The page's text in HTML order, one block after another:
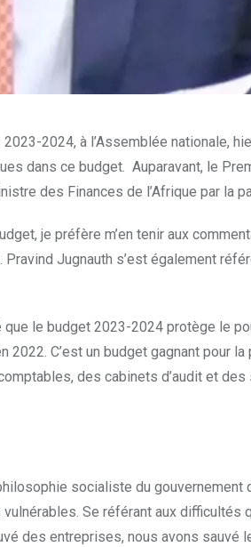
2024, à l’Assemblée nationale,
dans ce budget. Auparavant, le
des Finances de l’Afrique par la
je préfère m’en tenir aux
Jugnauth s’est également
le budget 2023-2024 protège le
C’est un budget gagnant pour
des cabinets d’audit et
socialiste du
Se référant aux difficultés
des entreprises, nous avons sauvé